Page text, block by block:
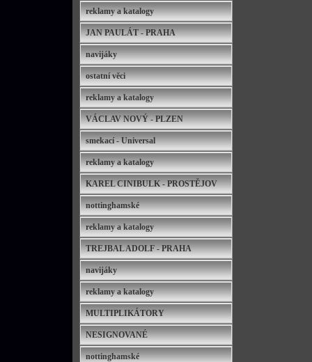
reklamy a katalogy
JAN PAULÁT - PRAHA
navijáky
ostatní věci
reklamy a katalogy
VÁCLAV NOVÝ - PLZEN
smekací - Universal
reklamy a katalogy
KAREL CINIBULK - PROSTĚJOV
nottinghamské
reklamy a katalogy
TREJBAL ADOLF - PRAHA
navijáky
reklamy a katalogy
MULTIPLIKÁTORY
NESIGNOVANÉ
nottinghamské